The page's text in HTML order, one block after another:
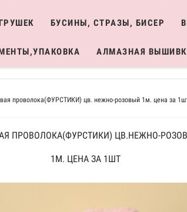
БУСИНЫ, СТРАЗЫ, БИСЕР
АЛМАЗНАЯ
проволока(ФУРСТИКИ) цв. нежно-розовый 1м. цена за
ПРОВОЛОКА(ФУРСТИКИ) ЦВ.НЕЖНО-
1М. ЦЕНА ЗА 1ШТ